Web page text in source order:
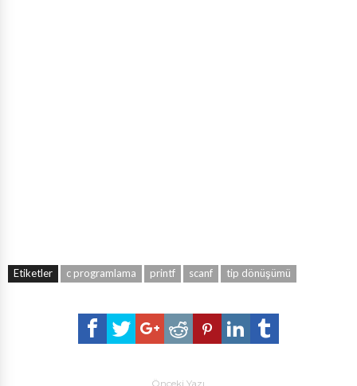
Etiketler c programlama printf scanf tip dönüşümü
Önceki Yazı